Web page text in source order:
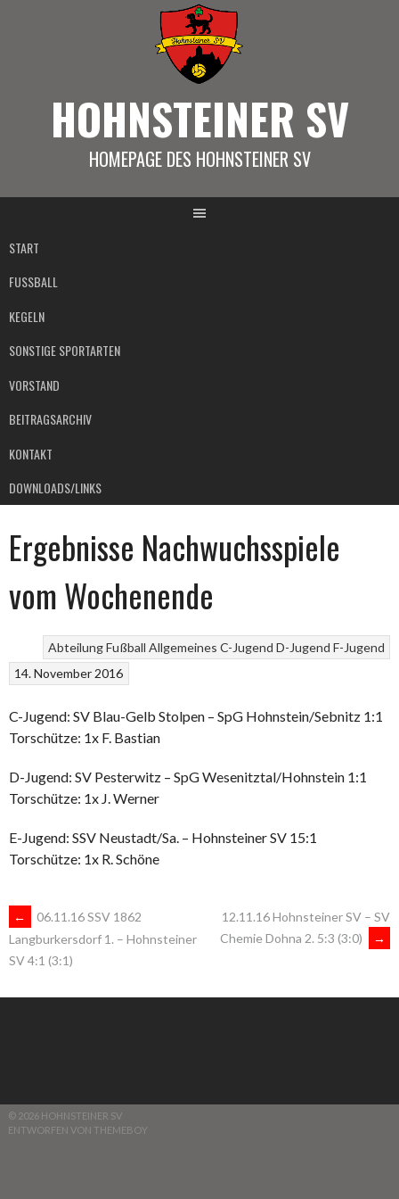
HOHNSTEINER SV
HOMEPAGE DES HOHNSTEINER SV
START
FUSSBALL
KEGELN
SONSTIGE SPORTARTEN
VORSTAND
BEITRAGSARCHIV
KONTAKT
DOWNLOADS/LINKS
Ergebnisse Nachwuchsspiele
vom Wochenende
Abteilung Fußball Allgemeines C-Jugend D-Jugend F-Jugend
14. November 2016
C-Jugend: SV Blau-Gelb Stolpen – SpG Hohnstein/Sebnitz 1:1
Torschütze: 1x F. Bastian
D-Jugend: SV Pesterwitz – SpG Wesenitztal/Hohnstein 1:1
Torschütze: 1x J. Werner
E-Jugend: SSV Neustadt/Sa. – Hohnsteiner SV 15:1
Torschütze: 1x R. Schöne
ARTIKEL-
NAVIGATION
←
06.11.16 SSV 1862
Langburkersdorf 1. – Hohnsteiner
SV 4:1 (3:1)
12.11.16 Hohnsteiner SV – SV
Chemie Dohna 2. 5:3 (3:0)
→
© 2026 HOHNSTEINER SV
ENTWORFEN VON THEMEBOY